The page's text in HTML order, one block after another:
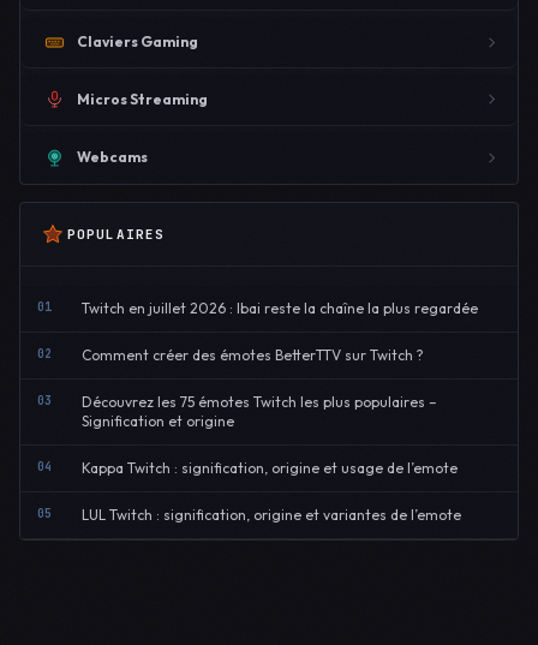
Claviers Gaming
Micros Streaming
Webcams
POPULAIRES
01 Twitch en juillet 2026 : Ibai reste la chaîne la plus regardée
02 Comment créer des émotes BetterTTV sur Twitch ?
03
Découvrez les 75 émotes Twitch les plus populaires –
Signification et origine
04 Kappa Twitch : signification, origine et usage de l’emote
05 LUL Twitch : signification, origine et variantes de l’emote